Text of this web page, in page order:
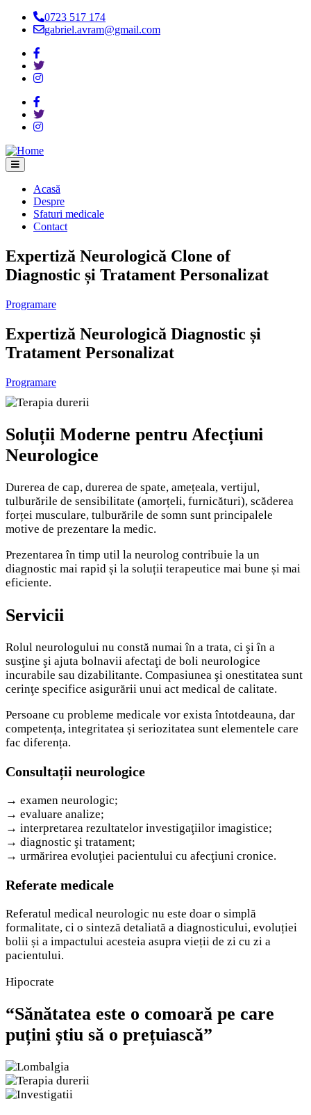
to
0723 517 174
gabriel.avram@gmail.com
Main
navigation
Acasă
Despre
Sfaturi medicale
Contact
Expertiză Neurologică Clone of
Diagnostic și Tratament Personalizat
Programare
Expertiză Neurologică Diagnostic și
Tratament Personalizat
Programare
Soluții Moderne pentru Afecțiuni
Neurologice
Durerea de cap, durerea de spate, amețeala, vertijul,
tulburările de sensibilitate (amorțeli, furnicături), scăderea
forței musculare, tulburările de somn sunt principalele
motive de prezentare la medic.
Prezentarea în timp util la neurolog contribuie la un
diagnostic mai rapid și la soluții terapeutice mai bune și mai
eficiente.
Servicii
Rolul neurologului nu constă numai în a trata, ci şi în a
susţine şi ajuta bolnavii afectaţi de boli neurologice
incurabile sau dizabilitante. Compasiunea şi onestitatea sunt
cerinţe specifice asigurării unui act medical de calitate.
Persoane cu probleme medicale vor exista întotdeauna, dar
competența, integritatea și seriozitatea sunt elementele care
fac diferența.
Consultații neurologice
→ examen neurologic;
→ evaluare analize;
→ interpretarea rezultatelor investigaţiilor imagistice;
→ diagnostic şi tratament;
→ urmărirea evoluţiei pacientului cu afecţiuni cronice.
Referate medicale
Referatul medical neurologic nu este doar o simplă
formalitate, ci o sinteză detaliată a diagnosticului, evoluției
bolii și a impactului acesteia asupra vieții de zi cu zi a
pacientului.
Hipocrate
“Sănătatea este o comoară pe care
puțini știu să o prețuiască”